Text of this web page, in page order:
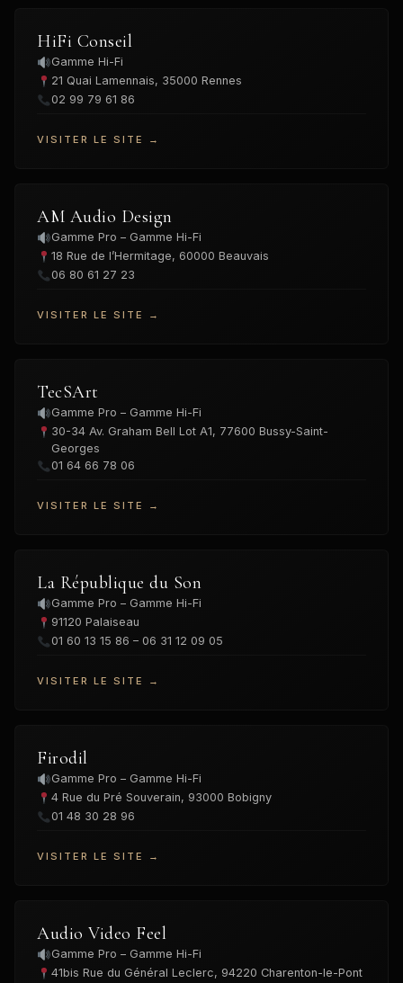
HiFi Conseil
Gamme Hi-Fi
21 Quai Lamennais, 35000 Rennes
02 99 79 61 86
VISITER LE SITE →
AM Audio Design
Gamme Pro – Gamme Hi-Fi
18 Rue de l’Hermitage, 60000 Beauvais
06 80 61 27 23
VISITER LE SITE →
TecSArt
Gamme Pro – Gamme Hi-Fi
30-34 Av. Graham Bell Lot A1, 77600 Bussy-Saint-
Georges
01 64 66 78 06
VISITER LE SITE →
La République du Son
Gamme Pro – Gamme Hi-Fi
91120 Palaiseau
01 60 13 15 86 – 06 31 12 09 05
VISITER LE SITE →
Firodil
Gamme Pro – Gamme Hi-Fi
4 Rue du Pré Souverain, 93000 Bobigny
01 48 30 28 96
VISITER LE SITE →
Audio Video Feel
Gamme Pro – Gamme Hi-Fi
41bis Rue du Général Leclerc, 94220 Charenton-le-Pont